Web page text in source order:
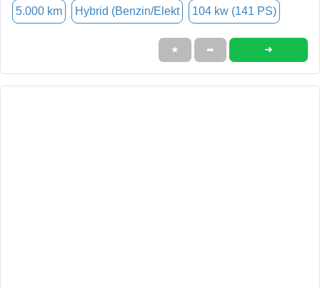
5.000 km Hybrid (Benzin/Elekt 104 kw (141 PS)
★ ➦ ➜